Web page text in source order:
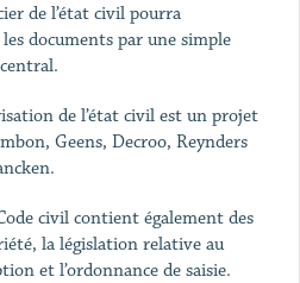
de l’état civil pourra
documents par une simple
de l’état civil est un projet
Geens, Decroo, Reynders
civil contient également des
la législation relative au
et l’ordonnance de saisie.